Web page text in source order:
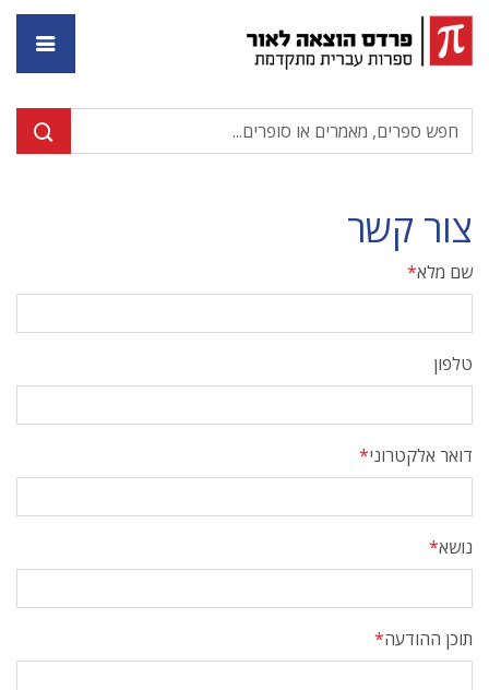
צור קשר
שם מלא
טלפון
דואר אלקטרוני
נושא
תוכן ההודעה